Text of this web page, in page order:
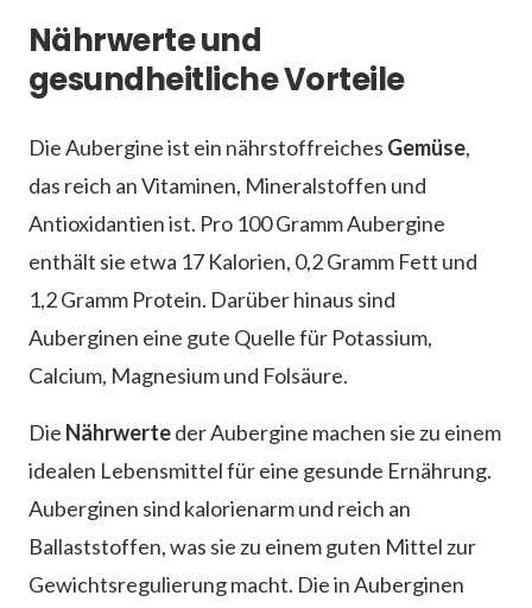
Nährwerte und
gesundheitliche Vorteile
Die Aubergine ist ein nährstoffreiches Gemüse,
das reich an Vitaminen, Mineralstoffen und
Antioxidantien ist. Pro 100 Gramm Aubergine
enthält sie etwa 17 Kalorien, 0,2 Gramm Fett und
1,2 Gramm Protein. Darüber hinaus sind
Auberginen eine gute Quelle für Potassium,
Calcium, Magnesium und Folsäure.
Die Nährwerteder Aubergine machen sie zu einem
idealen Lebensmittel für eine gesunde Ernährung.
Auberginen sind kalorienarm und reich an
Ballaststoffen, was sie zu einem guten Mittel zur
Gewichtsregulierung macht. Die in Auberginen